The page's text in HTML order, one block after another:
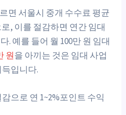
면 서울시 중개 수수료 평균
, 이를 절감하면 연간 임대
. 예를 들어 월 100만 원 임대
원을 아끼는 것은 임대 사업
입니다.
으로 연 1~2%포인트 수익